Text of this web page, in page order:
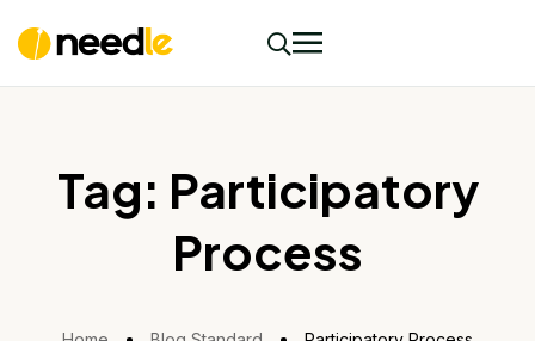
Tag: Participatory
Process